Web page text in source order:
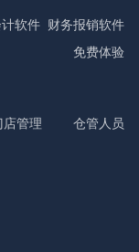
软件
财务报销软件
免费体验
店管理 仓管人员